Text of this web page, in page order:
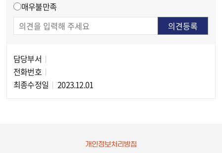
매우불만족
담당부서
전화번호
최종수정일
2023.12.01
개인정보처리방침